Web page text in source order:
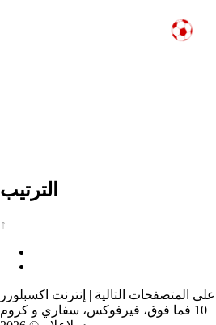
الترتيب
↑
المتصفحات التالية | إنترنت اكسبلورر
10 فما فوق، فيرفوكس، سفاري و كروم